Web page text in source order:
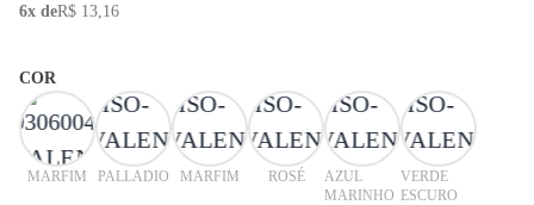
6x deR$ 13,16
COR
MARFIM PALLADIO MARFIM ROSÉ
AZUL
MARINHO
VERDE
ESCURO